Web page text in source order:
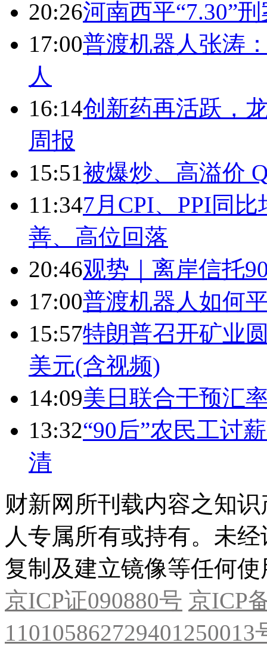
20:26河南西平“7.30”
17:00普渡机器人张涛
人
16:14创新药再活跃，
周报
15:51被爆炒、高溢价
11:347月CPI、PPI同
善、高位回落
20:46观势｜离岸信托
17:00普渡机器人如何
15:57特朗普召开矿业
美元(含视频)
14:09美日联合干预汇
13:32“90后”农民工讨
清
财新网所刊载内容之知
人专属所有或持有。未
复制及建立镜像等任何使
京ICP证090880号 京ICP